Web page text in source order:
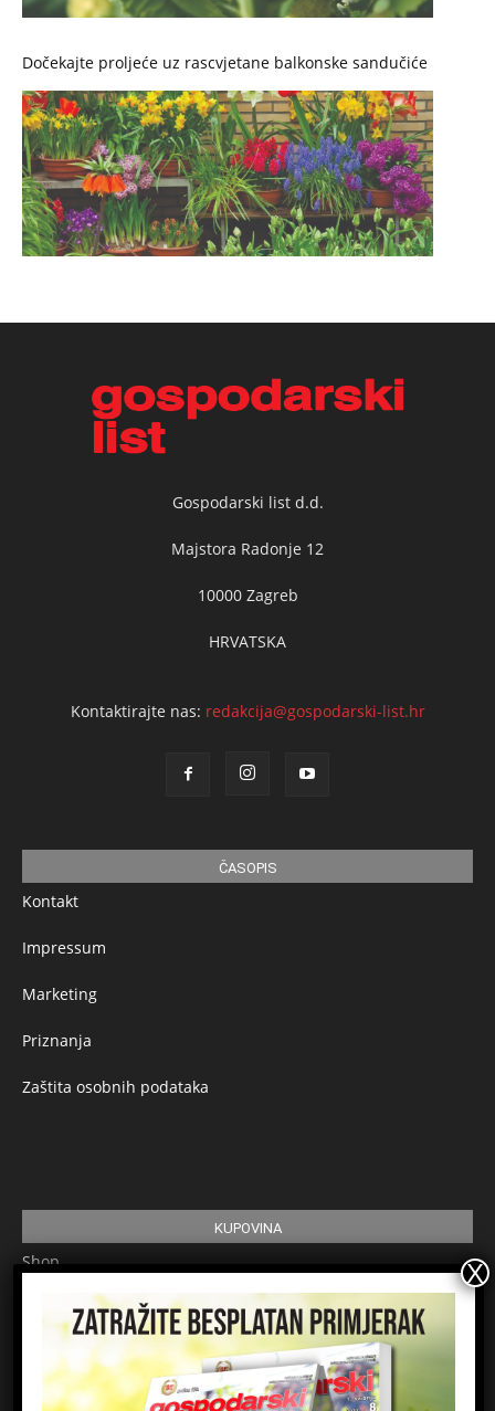
Dočekajte proljeće uz rascvjetane balkonske sandučiće
Gospodarski list d.d.
Majstora Radonje 12
10000 Zagreb
HRVATSKA
Kontaktirajte nas: redakcija@gospodarski-list.hr
ČASOPIS
Kontakt
Impressum
Marketing
Priznanja
Zaštita osobnih podataka
KUPOVINA
Shop
Pretplata
Uvjeti korištenja